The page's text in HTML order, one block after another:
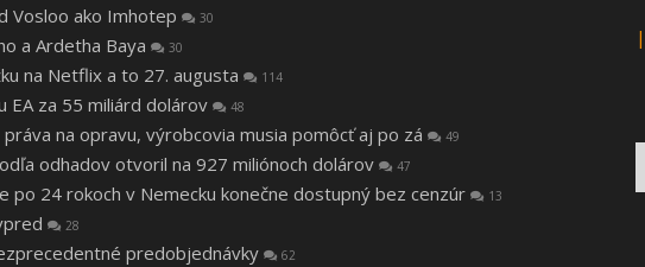
Vosloo ako Imhotep 30
a Ardetha Baya 30
na Netflix a to 27. augusta 114
EA za 55 miliárd dolárov 48
na opravu, výrobcovia musia pomôcť aj po zá 49
odhadov otvoril na 927 miliónoch dolárov 47
po 24 rokoch v Nemecku konečne dostupný bez cenzúr 13
28
predobjednávky 62
|